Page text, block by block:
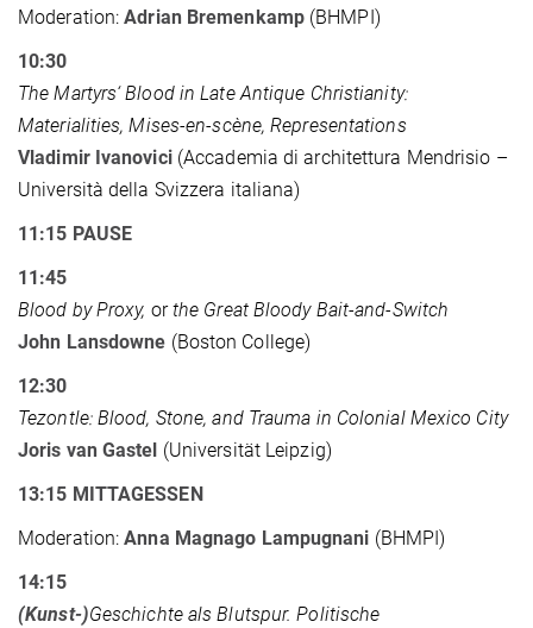
Moderation:Adrian Bremenkamp(BHMPI)
10:30
The Martyrs‘ Blood in Late Antique Christianity:
Materialities, Mises-en-scène, Representations
Vladimir Ivanovici(Accademia di architettura Mendrisio –
Università della Svizzera italiana)
11:15 PAUSE
11:45
Blood by Proxy, orthe Great Bloody Bait-and-Switch
John Lansdowne (Boston College)
12:30
Tezontle: Blood, Stone, and Trauma in Colonial Mexico City
Joris van Gastel (Universität Leipzig)
13:15 MITTAGESSEN
Moderation:Anna Magnago Lampugnani (BHMPI)
14:15
(Kunst-)Geschichte als Blutspur. Politische